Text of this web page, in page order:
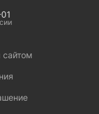
сайтом